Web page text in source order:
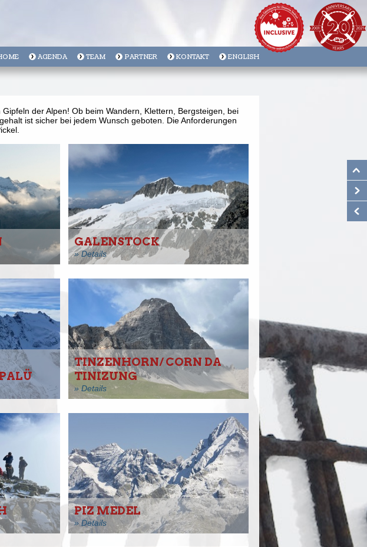
AGENDA TEAM PARTNER KONTAKT ENGLISH
der Alpen! Ob beim Wandern, Klettern, Bergsteigen, bei
ist sicher bei jedem Wunsch geboten. Die Anforderungen
GALENSTOCK
» Details
TINZENHORN/ CORN DA
TINIZUNG
» Details
PIZ MEDEL
» Details